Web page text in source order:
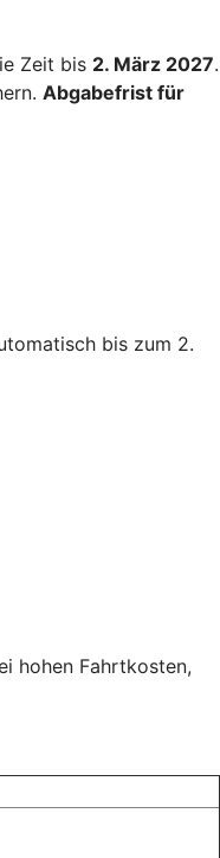
Zeit bis 2. März 2027.
Abgabefrist für
bis zum 2.
hohen Fahrtkosten,